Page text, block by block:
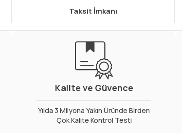
Taksit İmkanı
Kalite ve Güvence
Yılda 3 Milyona Yakın Üründe Birden
Çok Kalite Kontrol Testi